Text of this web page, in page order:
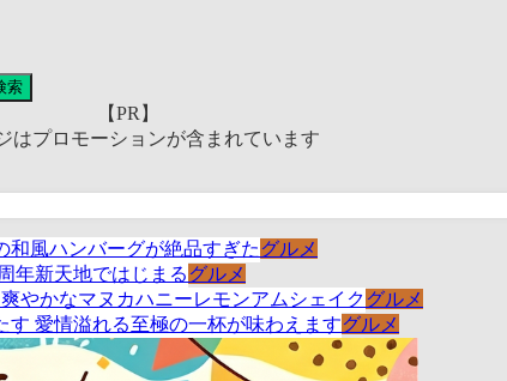
索
【PR】
はプロモーションが含まれています
グルメ
グルメ
グルメ
グルメ